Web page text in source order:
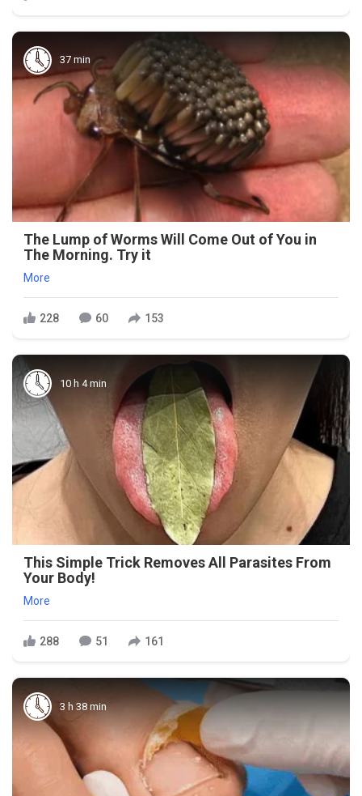
37 min
The Lump of Worms Will Come Out of You in
The Morning. Try it
More
228 60 153
10 h 4 min
This Simple Trick Removes All Parasites From
Your Body!
More
288 51 161
3 h 38 min